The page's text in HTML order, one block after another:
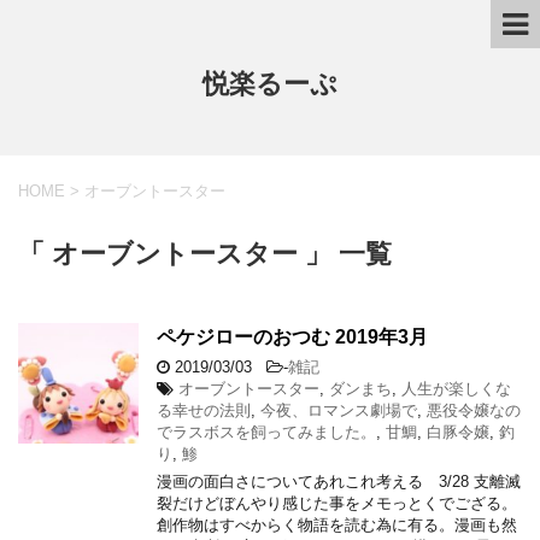
悦楽るーぷ
HOME > オーブントースター
「 オーブントースター 」 一覧
ペケジローのおつむ 2019年3月
2019/03/03 -雑記
オーブントースター
ダンまち
人生が楽しくな
る幸せの法則 今夜、ロマンス劇場で 悪役令嬢なの
でラスボスを飼ってみました。
甘鯛 白豚令嬢 釣
り
鯵
漫画の面白さについてあれこれ考える 3/28 支離滅
裂だけどぼんやり感じた事をメモっとくでござる。
創作物はすべからく物語を読む為に有る。漫画も然